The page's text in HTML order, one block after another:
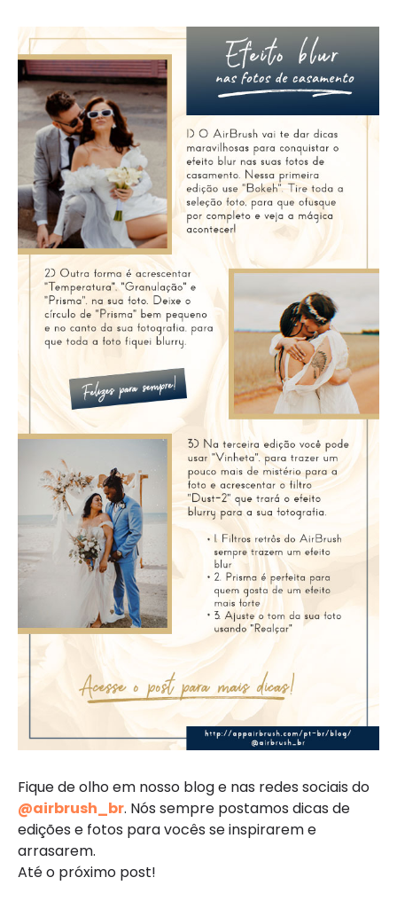
Fique de olho em nosso blog e nas redes sociais do
@airbrush_br. Nós sempre postamos dicas de
edições e fotos para vocês se inspirarem e
arrasarem.
Até o próximo post!